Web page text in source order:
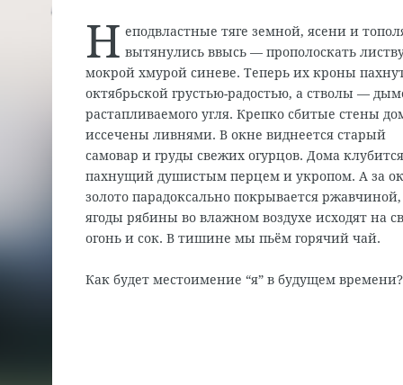
Н еподвластные тяге земной, ясени и
вытянулись ввысь — прополоскать
мокрой хмурой синеве. Теперь их кроны
октябрьской грустью-радостью, а стволы —
растапливаемого угля. Крепко сбитые стены
иссечены ливнями. В окне виднеется старый
самовар и груды свежих огурцов. Дома
пахнущий душистым перцем и укропом. А за
золото парадоксально покрывается ржавчиной,
ягоды рябины во влажном воздухе исходят на
огонь и сок. В тишине мы пьём горячий чай.
Как будет местоимение “я” в будущем времени?